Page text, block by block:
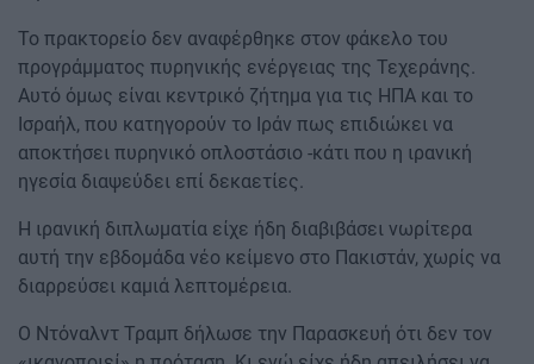
Το πρακτορείο δεν αναφέρθηκε στον φάκελο του
προγράμματος πυρηνικής ενέργειας της Τεχεράνης.
Αυτό όμως είναι κεντρικό ζήτημα για τις ΗΠΑ και το
Ισραήλ, που κατηγορούν το Ιράν πως επιδιώκει να
αποκτήσει πυρηνικό οπλοστάσιο -κάτι που η ιρανική
ηγεσία διαψεύδει επί δεκαετίες.
Η ιρανική διπλωματία είχε ήδη διαβιβάσει νωρίτερα
αυτή την εβδομάδα νέο κείμενο στο Πακιστάν, χωρίς να
διαρρεύσει καμιά λεπτομέρεια.
Ο Ντόναλντ Τραμπ δήλωσε την Παρασκευή ότι δεν τον